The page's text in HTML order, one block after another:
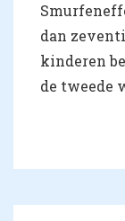
dan
kinderen
de tweede